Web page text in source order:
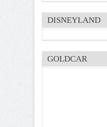
DISNEYLAND
GOLDCAR